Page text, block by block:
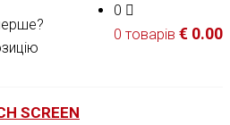
0
0 товарів € 0.00
SCREEN